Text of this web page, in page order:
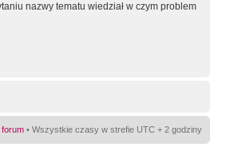
nazwy tematu wiedział w czym problem
• Wszystkie czasy w strefie UTC + 2 godziny